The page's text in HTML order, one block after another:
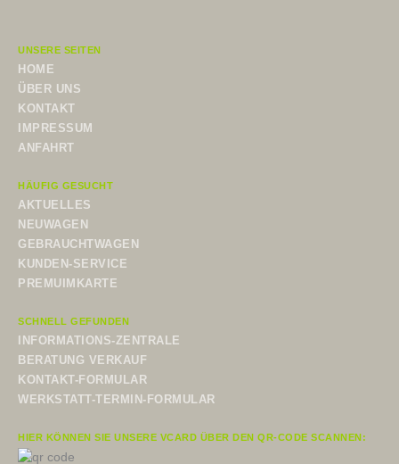
UNSERE SEITEN
HOME
ÜBER UNS
KONTAKT
IMPRESSUM
ANFAHRT
HÄUFIG GESUCHT
AKTUELLES
NEUWAGEN
GEBRAUCHTWAGEN
KUNDEN-SERVICE
PREMUIMKARTE
SCHNELL GEFUNDEN
INFORMATIONS-ZENTRALE
BERATUNG VERKAUF
KONTAKT-FORMULAR
WERKSTATT-TERMIN-FORMULAR
HIER KÖNNEN SIE UNSERE VCARD ÜBER DEN QR-CODE SCANNEN: